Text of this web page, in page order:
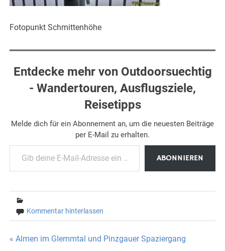
Fotopunkt Schmittenhöhe
Entdecke mehr von Outdoorsuechtig
- Wandertouren, Ausflugsziele,
Reisetipps
Melde dich für ein Abonnement an, um die neuesten Beiträge
per E-Mail zu erhalten.
Gib deine E-Mail-Adresse ein ...
ABONNIEREN
Kommentar hinterlassen
Beitragsnavigation
« Almen im Glemmtal und Pinzgauer Spaziergang